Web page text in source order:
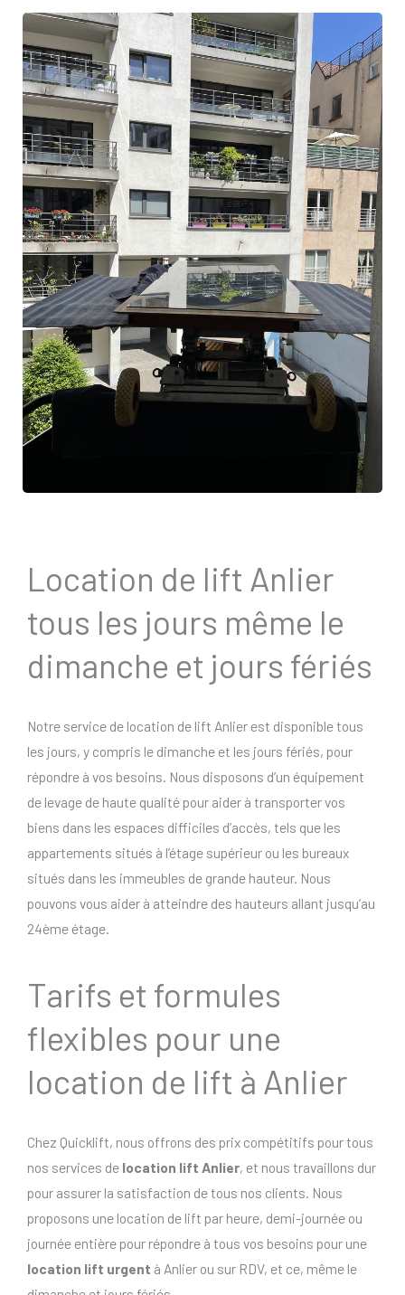
Location de lift Anlier
tous les jours même le
dimanche et jours fériés
Notre service de location de lift Anlier est disponible tous
les jours, y compris le dimanche et les jours fériés, pour
répondre à vos besoins. Nous disposons d’un équipement
de levage de haute qualité pour aider à transporter vos
biens dans les espaces difficiles d’accès, tels que les
appartements situés à l’étage supérieur ou les bureaux
situés dans les immeubles de grande hauteur. Nous
pouvons vous aider à atteindre des hauteurs allant jusqu’au
24ème étage.
Tarifs et formules
flexibles pour une
location de lift à Anlier
Chez Quicklift, nous offrons des prix compétitifs pour tous
nos services de location lift Anlier, et nous travaillons dur
pour assurer la satisfaction de tous nos clients. Nous
proposons une location de lift par heure, demi-journée ou
journée entière pour répondre à tous vos besoins pour une
location lift urgent à Anlier ou sur RDV, et ce, même le